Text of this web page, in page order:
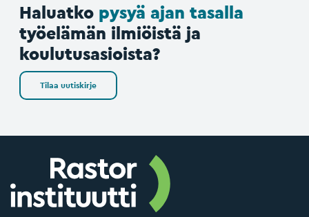
Haluatko pysyä ajan tasalla
työelämän ilmiöistä ja
koulutusasioista?
Tilaa uutiskirje